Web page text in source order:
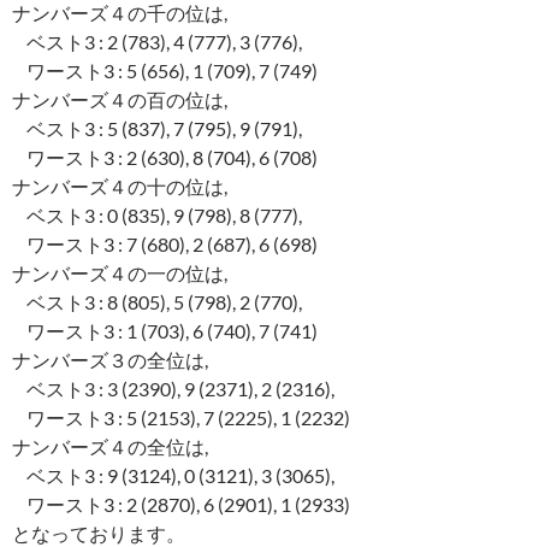
ナンバーズ４の千の位は,
ベスト3 : 2 (783), 4 (777), 3 (776),
ワースト3 : 5 (656), 1 (709), 7 (749)
ナンバーズ４の百の位は,
ベスト3 : 5 (837), 7 (795), 9 (791),
ワースト3 : 2 (630), 8 (704), 6 (708)
ナンバーズ４の十の位は,
ベスト3 : 0 (835), 9 (798), 8 (777),
ワースト3 : 7 (680), 2 (687), 6 (698)
ナンバーズ４の一の位は,
ベスト3 : 8 (805), 5 (798), 2 (770),
ワースト3 : 1 (703), 6 (740), 7 (741)
ナンバーズ３の全位は,
ベスト3 : 3 (2390), 9 (2371), 2 (2316),
ワースト3 : 5 (2153), 7 (2225), 1 (2232)
ナンバーズ４の全位は,
ベスト3 : 9 (3124), 0 (3121), 3 (3065),
ワースト3 : 2 (2870), 6 (2901), 1 (2933)
となっております。